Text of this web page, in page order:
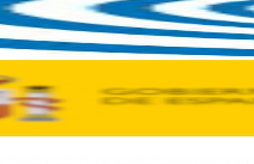
ver empresas pasando
de financiación no